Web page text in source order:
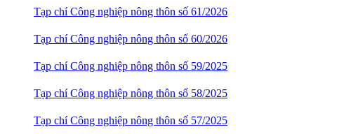
Tạp chí Công nghiệp nông thôn số 61/2026
Tạp chí Công nghiệp nông thôn số 60/2026
Tạp chí Công nghiệp nông thôn số 59/2025
Tạp chí Công nghiệp nông thôn số 58/2025
Tạp chí Công nghiệp nông thôn số 57/2025